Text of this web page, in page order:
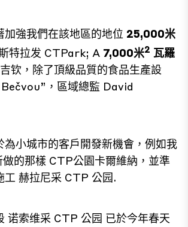
加強我們在該地區的地位 25,000米
特拉发 CTPark; A 7,000米2 瓦羅
钦 ，除了頂級品質的食品生產設
”，區域總監 David
為小城市的客戶開發新機會，例如我
的那樣 CTP公園卡爾維納 ，並準
工 赫拉尼采 CTP 公园.
诺索维采 CTP 公园 已於今年春天